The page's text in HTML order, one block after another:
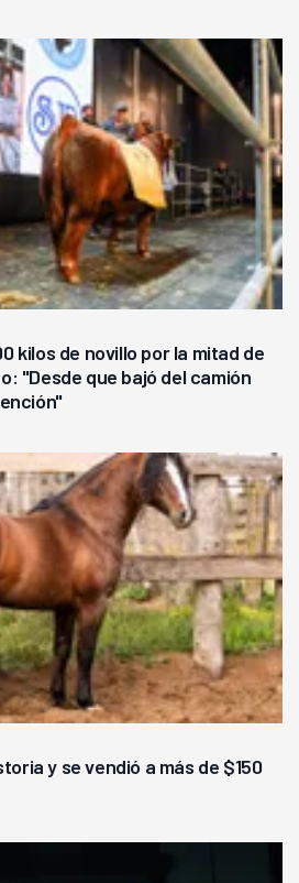
kilos de novillo por la mitad de
"Desde que bajó del camión
y se vendió a más de $150